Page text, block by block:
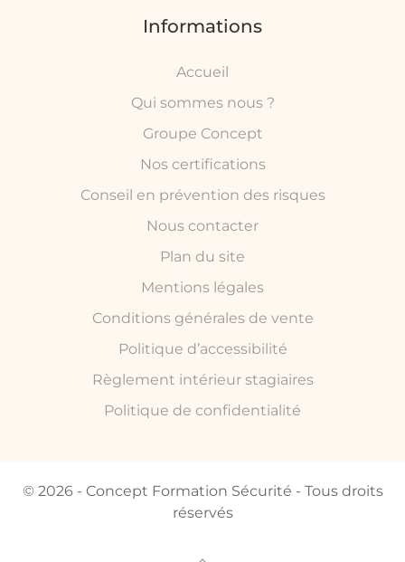
Informations
Accueil
Qui sommes nous ?
Groupe Concept
Nos certifications
Conseil en prévention des risques
Nous contacter
Plan du site
Mentions légales
Conditions générales de vente
Politique d’accessibilité
Règlement intérieur stagiaires
Politique de confidentialité
© 2026 - Concept Formation Sécurité - Tous droits
réservés